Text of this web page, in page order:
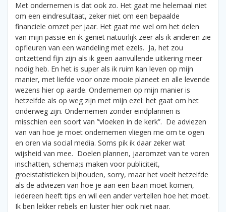
Met ondernemen is dat ook zo. Het gaat me helemaal niet
om een eindresultaat, zeker niet om een bepaalde
financiele omzet per jaar. Het gaat me wel om het delen
van mijn passie en ik geniet natuurlijk zeer als ik anderen zie
opfleuren van een wandeling met ezels. Ja, het zou
ontzettend fijn zijn als ik geen aanvullende uitkering meer
nodig heb. En het is super als ik ruim kan leven op mijn
manier, met liefde voor onze mooie planeet en alle levende
wezens hier op aarde. Ondernemen op mijn manier is
hetzelfde als op weg zijn met mijn ezel: het gaat om het
onderweg zijn. Ondernemen zonder eindplannen is
misschien een soort van ”vloeken in de kerk”. De adviezen
van van hoe je moet ondernemen vliegen me om te ogen
en oren via social media. Soms pik ik daar zeker wat
wijsheid van mee. Doelen plannen, jaaromzet van te voren
inschatten, schema;s maken voor publiciteit,
groeistatistieken bijhouden, sorry, maar het voelt hetzelfde
als de adviezen van hoe je aan een baan moet komen,
iedereen heeft tips en wil een ander vertellen hoe het moet.
Ik ben lekker rebels en luister hier ook niet naar.